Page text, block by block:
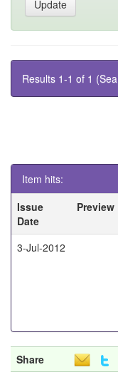
Results 1-1 of 1
Item hits:
Issue
Date
Preview
3-Jul-2012
Share